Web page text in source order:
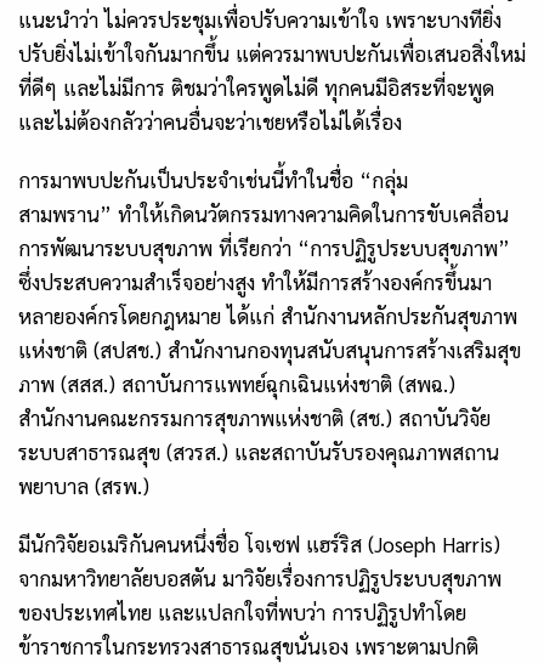
แนะนำว่า ไม่ควรประชุมเพื่อปรับความเข้าใจ เพราะบางทียิ่ง
ปรับยิ่งไม่เข้าใจกันมากขึ้น แต่ควรมาพบปะกันเพื่อเสนอสิ่งใหม่
ที่ดีๆ และไม่มีการ ติชมว่าใครพูดไม่ดี ทุกคนมีอิสระที่จะพูด
และไม่ต้องกลัวว่าคนอื่นจะว่าเชยหรือไม่ได้เรื่อง
การมาพบปะกันเป็นประจำเช่นนี้ทำในชื่อ “กลุ่ม
สามพราน” ทำให้เกิดนวัตกรรมทางความคิดในการขับเคลื่อน
การพัฒนาระบบสุขภาพ ที่เรียกว่า “การปฏิรูประบบสุขภาพ”
ซึ่งประสบความสำเร็จอย่างสูง ทำให้มีการสร้างองค์กรขึ้นมา
หลายองค์กรโดยกฎหมาย ได้แก่ สำนักงานหลักประกันสุขภาพ
แห่งชาติ (สปสช.) สำนักงานกองทุนสนับสนุนการสร้างเสริมสุข
ภาพ (สสส.) สถาบันการแพทย์ฉุกเฉินแห่งชาติ (สพฉ.)
สำนักงานคณะกรรมการสุขภาพแห่งชาติ (สช.) สถาบันวิจัย
ระบบสาธารณสุข (สวรส.) และสถาบันรับรองคุณภาพสถาน
พยาบาล (สรพ.)
มีนักวิจัยอเมริกันคนหนึ่งชื่อ โจเซฟ แฮร์ริส (Joseph Harris)
จากมหาวิทยาลัยบอสตัน มาวิจัยเรื่องการปฏิรูประบบสุขภาพ
ของประเทศไทย และแปลกใจที่พบว่า การปฏิรูปทำโดย
ข้าราชการในกระทรวงสาธารณสุขนั่นเอง เพราะตามปกติ